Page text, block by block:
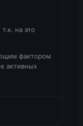
на это
фактором
активных